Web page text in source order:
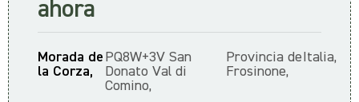
ahora
Morada de
la Corza,
PQ8W+3V San
Donato Val di
Comino,
Provincia de
Frosinone,
Italia,